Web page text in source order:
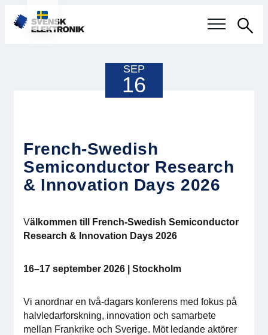
Sök
Fokusområden
Aktuella projekt
Smartare Elektroniksystem
Medlemsinternt
French-Swedish
Semiconductor Research
& Innovation Days 2026
Välkommen till French-Swedish Semiconductor
Research & Innovation Days 2026
16–17 september 2026 | Stockholm
Vi anordnar en två-dagars konferens med fokus på
halvledarforskning, innovation och samarbete
mellan Frankrike och Sverige. Möt ledande aktörer
SEP
16